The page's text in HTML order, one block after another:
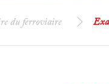
du ferroviaire